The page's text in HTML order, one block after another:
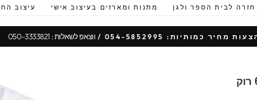
חזרה לבית הספר ולגן מתנות ומארזים בעיצוב אישי עיצוב
עצור
מחיר כמותיות: 054-5852995 / ווצאפ לשאלות : 050-3333821